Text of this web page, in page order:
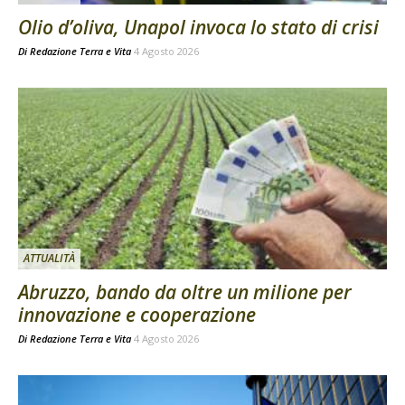
Olio d’oliva, Unapol invoca lo stato di crisi
Di Redazione Terra e Vita 4 Agosto 2026
ATTUALITÀ
Abruzzo, bando da oltre un milione per
innovazione e cooperazione
Di Redazione Terra e Vita 4 Agosto 2026